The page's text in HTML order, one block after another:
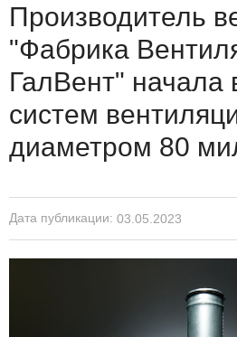
Производитель
"Фабрика
ГалВент" начала
систем
диаметром 80
Дата публикации: 03.05.2023